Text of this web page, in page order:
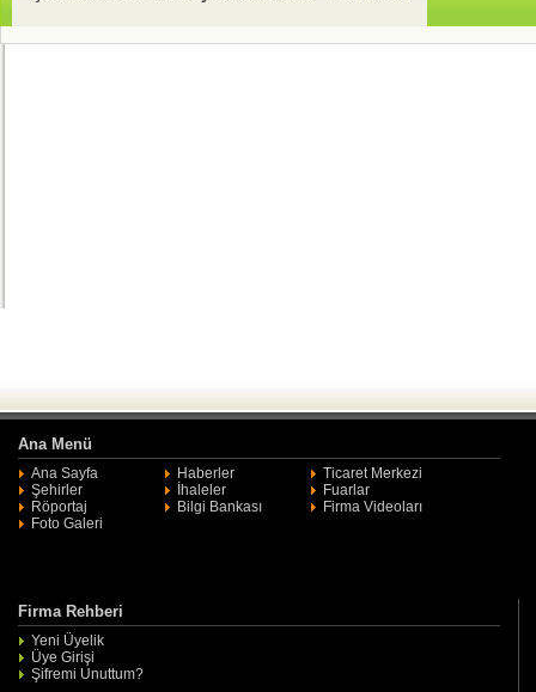
Ana Menü
Ana Sayfa Haberler
Ticaret Merkezi
Şehirler
İhaleler
Fuarlar
Röportaj
Bilgi Bankası
Firma Videoları
Foto Galeri
Firma Rehberi
Yeni Üyelik
Üye Girişi
Şifremi Unuttum?